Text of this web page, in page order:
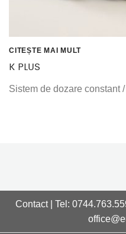
CITEȘTE MAI MULT
K PLUS
Sistem de dozare constant
Contact | Tel: